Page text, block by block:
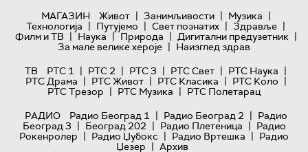
МАГАЗИН
Живот | Занимљивости | Музика |
Технологијa | Путујемо | Свет познатих | Здравље |
Филм и ТВ | Наука | Природа | Дигитални предузетник |
За мале велике хероје | Наизглед здрав
ТВ
РТС 1 | РТС 2 | РТС 3 | РТС Свет | РТС Наука |
РТС Драма | РТС Живот | РТС Класика | РТС Коло |
РТС Трезор | РТС Музика | РТС Полетарац
РАДИО
Радио Београд 1 | Радио Београд 2 | Радио
Београд 3 | Београд 202 | Радио Плетеница | Радио
Рокенролер | Радио Џубокс | Радио Вртешка | Радио
Џезер | Архив